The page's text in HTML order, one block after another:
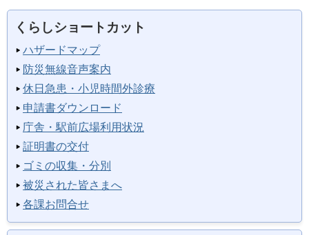
くらしショートカット
ハザードマップ
防災無線音声案内
休日急患・小児時間外診療
申請書ダウンロード
庁舎・駅前広場利用状況
証明書の交付
ゴミの収集・分別
被災された皆さまへ
各課お問合せ